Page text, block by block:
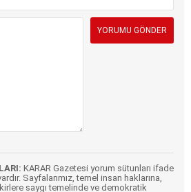
KARAR Gazetesi yorum sütunları ifade
Sayfalarımız, temel insan haklarına,
saygı temelinde ve demokratik